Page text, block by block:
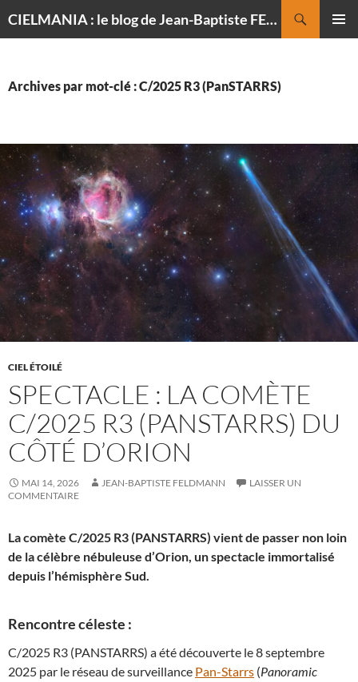
CIELMANIA : le blog de Jean-Baptiste FELDMANN, photographe du ciel
Archives par mot-clé : C/2025 R3 (PanSTARRS)
CIEL ÉTOILÉ
SPECTACLE : LA COMÈTE
C/2025 R3 (PANSTARRS) DU
CÔTÉ D’ORION
MAI 14, 2026 JEAN-BAPTISTE FELDMANN
LAISSER UN
COMMENTAIRE
La comète C/2025 R3 (PANSTARRS) vient de passer non loin
de la célèbre nébuleuse d’Orion, un spectacle immortalisé
depuis l’hémisphère Sud.
Rencontre céleste :
C/2025 R3 (PANSTARRS) a été découverte le 8 septembre
2025 par le réseau de surveillance Pan-Starrs (Panoramic